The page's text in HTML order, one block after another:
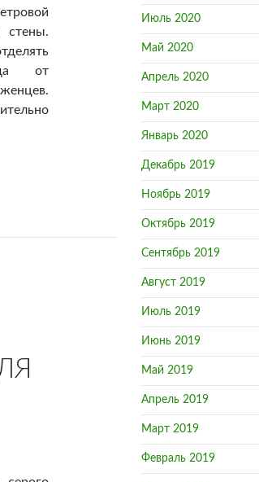
стены.
от
построят 4-метровое
Июль 2020
Май 2020
Апрель 2020
Март 2020
Январь 2020
Декабрь 2019
Ноябрь 2019
Октябрь 2019
Сентябрь 2019
Август 2019
Июль 2019
Июнь 2019
Май 2019
Апрель 2019
Март 2019
Февраль 2019